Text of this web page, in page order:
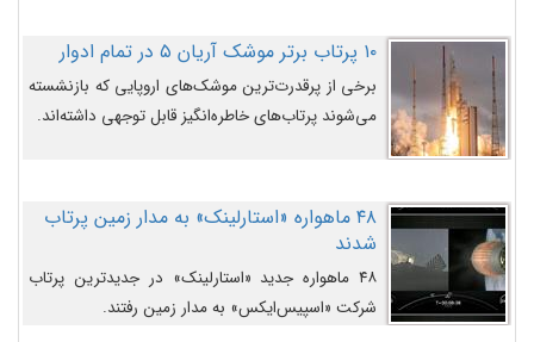
می‌دانند، است و قرار است افشاگران یوفوها هفته آینده
در مقابل آنها شهادت دهند.۱۰ پرتاب برتر موشک آریان ۵ در تمام ادوار
برخی از پرقدرت‌ترین موشک‌های اروپایی که بازنشسته
می‌شوند پرتاب‌های خاطره‌انگیز قابل توجهی داشته‌اند.
۴۸ ماهواره «استارلینک» به مدار زمین پرتاب
شدند
۴۸ ماهواره جدید «استارلینک» در جدیدترین پرتاب
شرکت «اسپیس‌ایکس» به مدار زمین رفتند.